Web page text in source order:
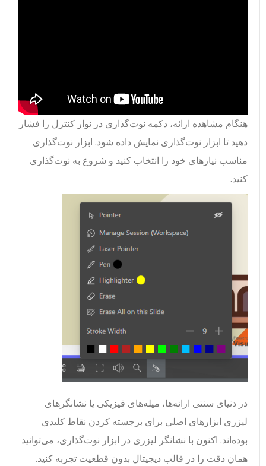
هنگام مشاهده ارائه، دکمه نوت‌گذاری در نوار کنترل را فشار
دهید تا ابزار نوت‌گذاری نمایش داده شود. ابزار نوت‌گذاری
مناسب نیازهای خود را انتخاب کنید و شروع به نوت‌گذاری
کنید.
در دنیای سنتی ارائه‌ها، میله‌های فیزیکی یا نشانگرهای
لیزری ابزارهای اصلی برای برجسته کردن نقاط کلیدی
بوده‌اند. اکنون با نشانگر لیزری در ابزار نوت‌گذاری، می‌توانید
همان دقت را در قالب دیجیتال بدون قطعیت تجربه کنید.